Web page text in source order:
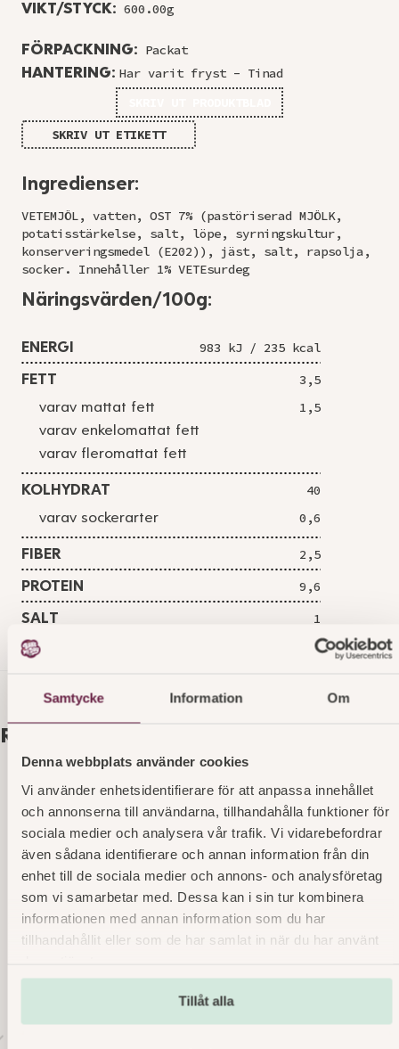
Samtycke Information Om
Denna webbplats använder cookies
Vi använder enhetsidentifierare för att anpassa innehållet
och annonserna till användarna, tillhandahålla funktioner för
sociala medier och analysera vår trafik. Vi vidarebefordrar
även sådana identifierare och annan information från din
enhet till de sociala medier och annons- och analysföretag
som vi samarbetar med. Dessa kan i sin tur kombinera
informationen med annan information som du har
tillhandahållit eller som de har samlat in när du har använt
Tillåt alla
VIKT/STYCK: 600.00g
FÖRPACKNING: Packat
HANTERING: Har varit fryst - Tinad
SKRIV UT ETIKETT
Ingredienser:
VETEMJÖL, vatten, OST 7% (pastöriserad MJÖLK,
potatisstärkelse, salt, löpe, syrningskultur,
konserveringsmedel (E202)), jäst, salt, rapsolja,
socker. Innehåller 1% VETEsurdeg
Näringsvärden/100g:
ENERGI
983 kJ / 235 kcal
FETT
3,5
varav mattat fett
1,5
varav enkelomattat fett
varav fleromattat fett
KOLHYDRAT
40
varav sockerarter
0,6
FIBER
2,5
PROTEIN
9,6
SALT
1
Relaterade produkter
Lyx White Ladybakelse OP
Marsipanbakelse på chokladbotten, fylld med
chokladmousse – en dröm för alla chokladälskare.
Läs mer
art. nr 3867